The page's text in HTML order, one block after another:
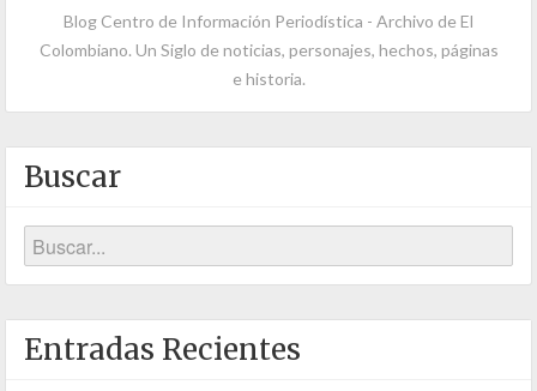
Blog Centro de Información Periodística - Archivo de El
Colombiano. Un Siglo de noticias, personajes, hechos, páginas
e historia.
Buscar
Entradas Recientes